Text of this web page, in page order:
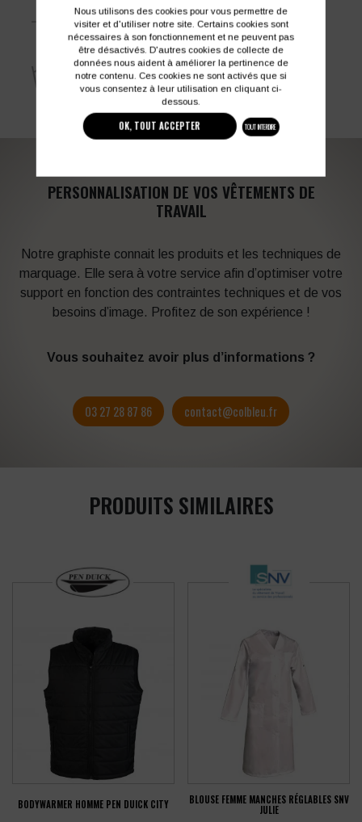
Ourlets rallongeables
PERSONNALISATION DE VOS VÊTEMENTS DE
TRAVAIL
Notre graphiste connait les produits et les techniques de
marquage. Elle sera à votre service afin d’optimiser votre
support en fonction des contraintes techniques et de vos
besoins d’image. Profitez de son expérience !
Vous souhaitez avoir plus d’informations ?
03 27 28 87 86 contact@colbleu.fr
PRODUITS SIMILAIRES
BODYWARMER HOMME PEN DUICK CITY
BLOUSE FEMME MANCHES RÉGLABLES SNV
JULIE
Nous utilisons des cookies pour vous permettre de
visiter et d'utiliser notre site. Certains cookies sont
nécessaires à son fonctionnement et ne peuvent pas
être désactivés. D'autres cookies de collecte de
données nous aident à améliorer la pertinence de
notre contenu. Ces cookies ne sont activés que si
vous consentez à leur utilisation en cliquant ci-
dessous.
OK, TOUT ACCEPTER TOUT INTERDIRE